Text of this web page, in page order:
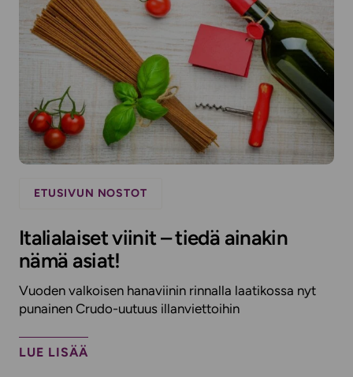
ETUSIVUN NOSTOT
Italialaiset viinit – tiedä ainakin
nämä asiat!
Vuoden valkoisen hanaviinin rinnalla laatikossa nyt
punainen Crudo-uutuus illanviettoihin
LUE LISÄÄ